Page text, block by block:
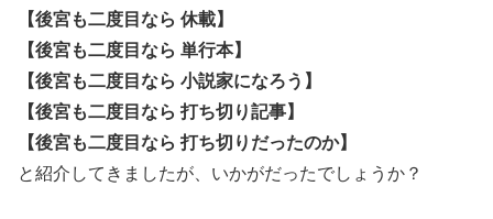
【後宮も二度目なら 休載】
【後宮も二度目なら 単行本】
【後宮も二度目なら 小説家になろう】
【後宮も二度目なら 打ち切り記事】
【後宮も二度目なら 打ち切りだったのか】
と紹介してきましたが、いかがだったでしょうか？